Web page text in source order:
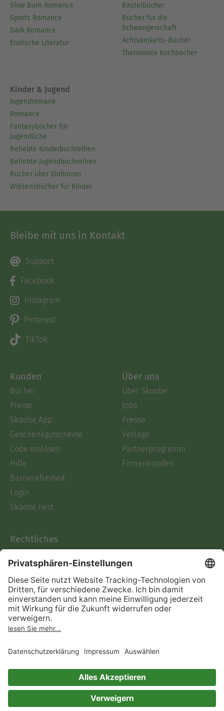
Slow Burn Romance
Sports Romance
Dark Romance
Erotische Literatur
Bastelbücher
Bücher für die
Schwangerschaft
Achtsamkeits-Bücher
Thermomix Kochbücher
Kinder & Jugend
Jugendromane
Romance
Fantasybücher für
Jugendliche
Beliebte Kinderbuchreihen
Beliebte Jugendbuchreihen
Bücher über Einhörner
Wissensbücher für Kinder
Bleibe mit uns in Kontakt
Support
Facebook
Instagram
Pinterest
TikTok
Kunden
Bücher
Preise
Skoobe App
Geschenkgutscheine
Code einlösen
Hilfe
Barrierefreiheit
Login
Skoobe liest
Über uns
Über Skoobe
Jobs
Presse
Verlage
Partnerprogramm
Firmenkunden
Rechtliches
AGB
Informationen nach Data
Act
Verträge hier kündigen
Impressum
Immer ein gutes Buch